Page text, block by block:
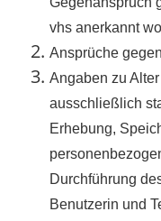
vhs anerkannt
Ansprüche
Angaben zu
ausschließlich
Erhebung,
Durchführung
Benutzerin und